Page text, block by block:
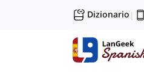
Dizionario |